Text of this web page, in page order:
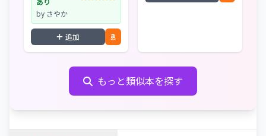
ゴシック...
by さやか
追加
もっと類似本を探す